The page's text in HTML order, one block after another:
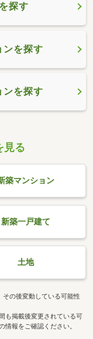
探す
ンを探す
ンを探す
見る
築マンション
新築一戸建て
土地
の後変動している可能性
も掲載後変更されている可
報をご確認ください。